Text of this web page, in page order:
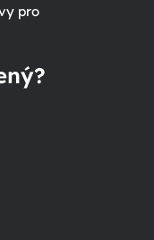
pro